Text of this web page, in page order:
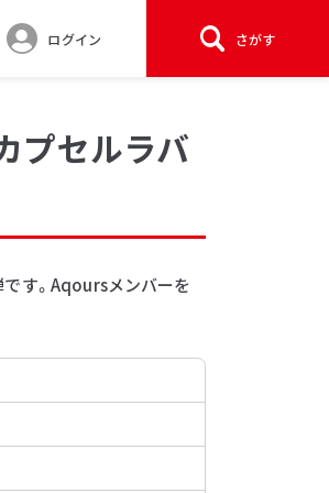
ログイン さがす
プセルラバ
す。Aqoursメンバーを